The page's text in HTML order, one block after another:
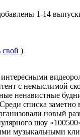
1-14
свой )
с немыслимой
ненавистные
списка
новый
шоу
музыкальными